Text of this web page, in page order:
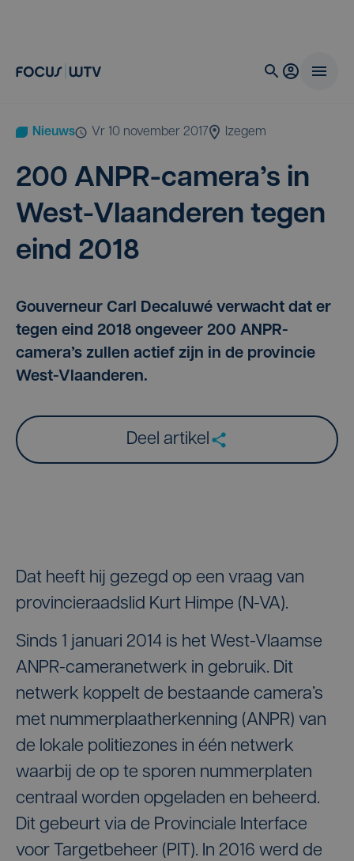
Nieuws vr 10 november 2017 Izegem
200 ANPR-camera’s in
West-Vlaan­de­ren tegen
eind 2018
Gouverneur Carl Decaluwé verwacht dat er
tegen eind 2018 ongeveer 200 ANPR-
camera’s zullen actief zijn in de provincie
West-Vlaanderen.
Deel artikel
Dat heeft hij gezegd op een vraag van
provincieraadslid Kurt Himpe (N-VA).
Sinds 1 januari 2014 is het West-Vlaamse
ANPR-cameranetwerk in gebruik. Dit
netwerk koppelt de bestaande camera’s
met nummerplaatherkenning (ANPR) van
de lokale politiezones in één netwerk
waarbij de op te sporen nummerplaten
centraal worden opgeladen en beheerd.
Dit gebeurt via de Provinciale Interface
voor Targetbeheer (PIT). In 2016 werd de